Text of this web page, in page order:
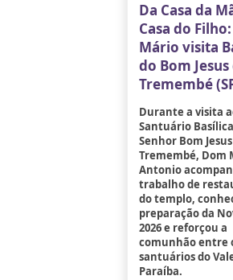
Da Casa da
Casa do
Mário visita
do Bom Jesus
Tremembé
Durante a visita
Santuário
Senhor Bom
Tremembé, Dom
Antonio
trabalho de
do templo,
preparação da
2026 e reforçou a
comunhão entre
santuários do
Paraíba.